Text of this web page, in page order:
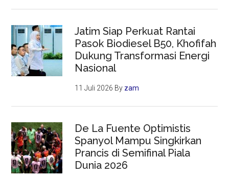
Jatim Siap Perkuat Rantai
Pasok Biodiesel B50, Khofifah
Dukung Transformasi Energi
Nasional
11 Juli 2026 By zam
De La Fuente Optimistis
Spanyol Mampu Singkirkan
Prancis di Semifinal Piala
Dunia 2026